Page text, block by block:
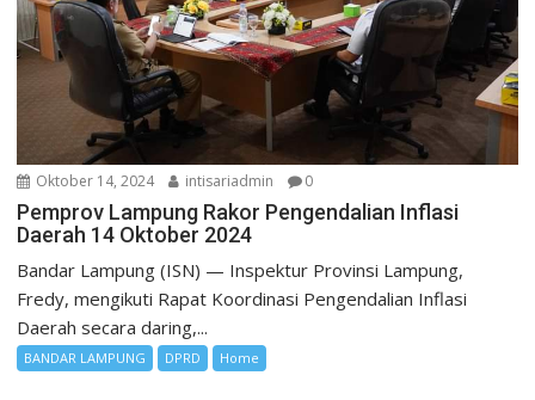
Oktober 14, 2024 intisariadmin 0
Pemprov Lampung Rakor Pengendalian Inflasi
Daerah 14 Oktober 2024
Bandar Lampung (ISN) — Inspektur Provinsi Lampung,
Fredy, mengikuti Rapat Koordinasi Pengendalian Inflasi
Daerah secara daring,...
BANDAR LAMPUNG DPRD Home